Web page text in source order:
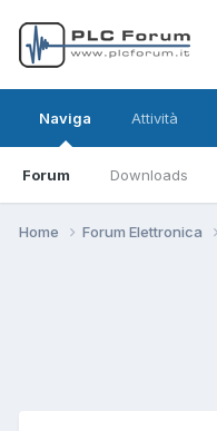
Naviga
Forum Downloads
Attività
Home Forum Elettronica